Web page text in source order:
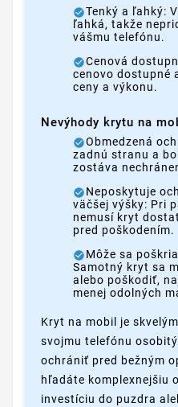
Tenký a ľahký:
ľahká, takže
vášmu telefónu.
Cenová
cenovo dostupné
ceny a výkonu.
Nevýhody krytu na
Obmedzená
zadnú stranu a
zostáva
Neposkytuje
väčšej výšky: Pri
nemusí kryt
pred poškodením.
Môže sa
Samotný kryt sa
alebo poškodiť,
menej odolných
Kryt na mobil je
svojmu telefónu
ochrániť pred bežným
hľadáte komplexnejšiu
investíciu do puzdra